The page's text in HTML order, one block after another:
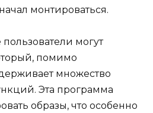
монтироваться.
могут
помимо
множество
Эта программа
образы, что особенно